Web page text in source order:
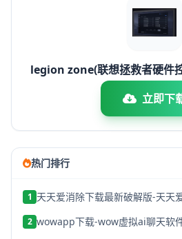
legion zone(联想拯救者硬件
立即下
热门排行
1 天天爱消除下载最新破解版-天天
2 wowapp下载-wow虚拟ai聊天软